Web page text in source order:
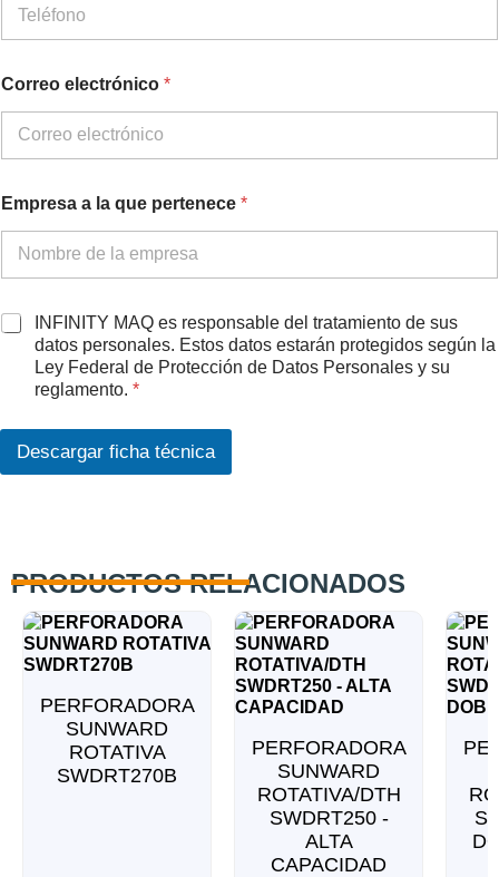
Correo electrónico *
o
m
t
o
Empresa a la que pertenece *
A
d
R
INFINITY MAQ es responsable del tratamiento de sus
datos personales. Estos datos estarán protegidos según la
Ley Federal de Protección de Datos Personales y su
reglamento. *
Descargar ficha técnica
PRODUCTOS RELACIONADOS
PERFORADORA
SUNWARD
ROTATIVA
SWDRT270B
PERFORADORA
SUNWARD
ROTATIVA/DTH
SWDRT250 -
ALTA
CAPACIDAD